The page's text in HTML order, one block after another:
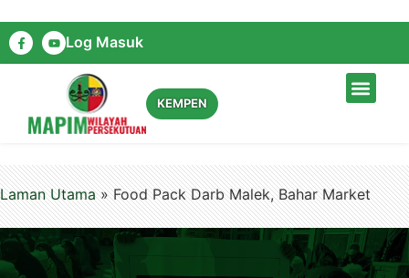
Log Masuk
KEMPEN
Laman Utama»Food Pack Darb Malek, Bahar Market